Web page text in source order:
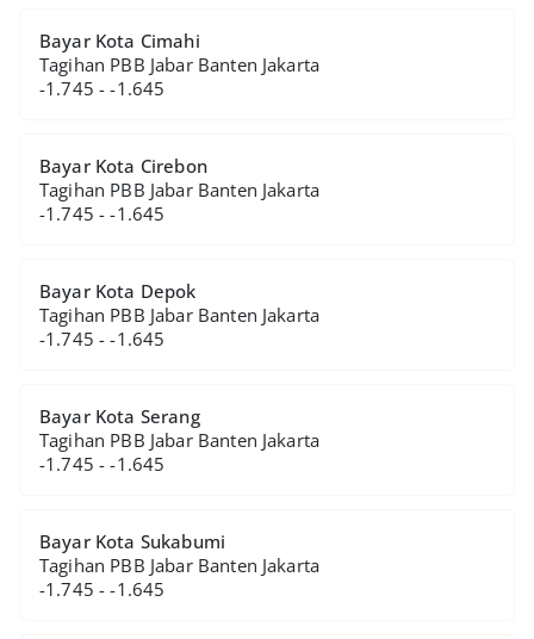
Bayar Kota Cimahi
Tagihan PBB Jabar Banten Jakarta
-1.745 - -1.645
Bayar Kota Cirebon
Tagihan PBB Jabar Banten Jakarta
-1.745 - -1.645
Bayar Kota Depok
Tagihan PBB Jabar Banten Jakarta
-1.745 - -1.645
Bayar Kota Serang
Tagihan PBB Jabar Banten Jakarta
-1.745 - -1.645
Bayar Kota Sukabumi
Tagihan PBB Jabar Banten Jakarta
-1.745 - -1.645